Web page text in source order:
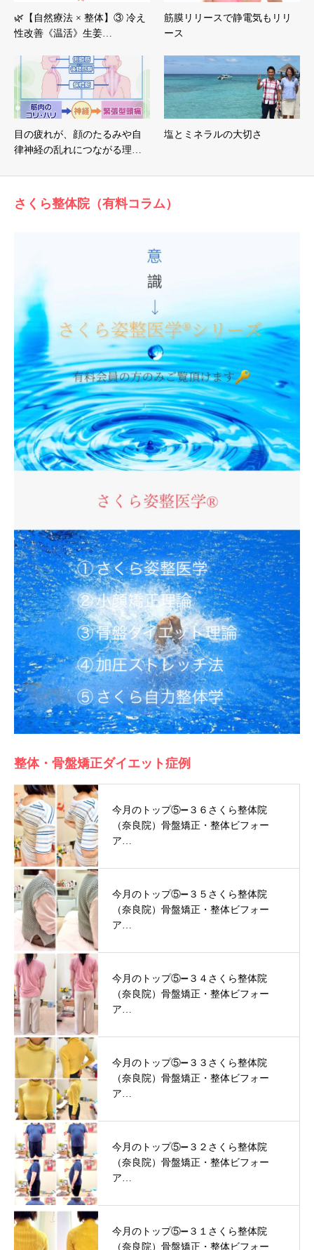
🌿【自然療法 × 整体】③ 冷え
性改善《温活》生姜…
筋膜リリースで静電気もリリ
ース
目の疲れが、顔のたるみや自
律神経の乱れにつながる理…
塩とミネラルの大切さ
さくら整体院（有料コラム）
整体・骨盤矯正ダイエット症例
今月のトップ⑤➖３６さくら整体院
（奈良院）骨盤矯正・整体ビフォー
ア…
今月のトップ⑤➖３５さくら整体院
（奈良院）骨盤矯正・整体ビフォー
ア…
今月のトップ⑤➖３４さくら整体院
（奈良院）骨盤矯正・整体ビフォー
ア…
今月のトップ⑤➖３３さくら整体院
（奈良院）骨盤矯正・整体ビフォー
ア…
今月のトップ⑤➖３２さくら整体院
（奈良院）骨盤矯正・整体ビフォー
ア…
今月のトップ⑤➖３１さくら整体院
（奈良院）骨盤矯正・整体ビフォー